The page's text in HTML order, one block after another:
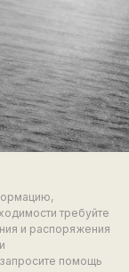
требуйте
и распоряжения
помощь